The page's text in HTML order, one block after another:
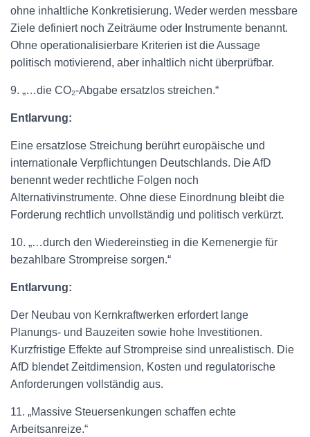
ohne inhaltliche Konkretisierung. Weder werden messbare
Ziele definiert noch Zeiträume oder Instrumente benannt.
Ohne operationalisierbare Kriterien ist die Aussage
politisch motivierend, aber inhaltlich nicht überprüfbar.
9. „…die CO₂-Abgabe ersatzlos streichen.“
Entlarvung:
Eine ersatzlose Streichung berührt europäische und
internationale Verpflichtungen Deutschlands. Die AfD
benennt weder rechtliche Folgen noch
Alternativinstrumente. Ohne diese Einordnung bleibt die
Forderung rechtlich unvollständig und politisch verkürzt.
10. „…durch den Wiedereinstieg in die Kernenergie für
bezahlbare Strompreise sorgen.“
Entlarvung:
Der Neubau von Kernkraftwerken erfordert lange
Planungs- und Bauzeiten sowie hohe Investitionen.
Kurzfristige Effekte auf Strompreise sind unrealistisch. Die
AfD blendet Zeitdimension, Kosten und regulatorische
Anforderungen vollständig aus.
11. „Massive Steuersenkungen schaffen echte
Arbeitsanreize.“